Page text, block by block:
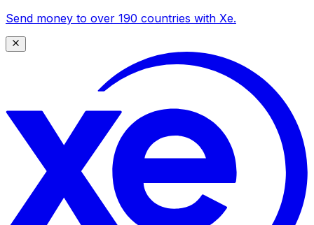
Send money to over 190 countries with Xe.